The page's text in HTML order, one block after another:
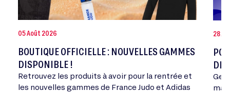
05 Août 2026
BOUTIQUE OFFICIELLE : NOUVELLES GAMMES
DISPONIBLE !
Retrouvez les produits à avoir pour la rentrée et
les nouvelles gammes de France Judo et Adidas
28
DE